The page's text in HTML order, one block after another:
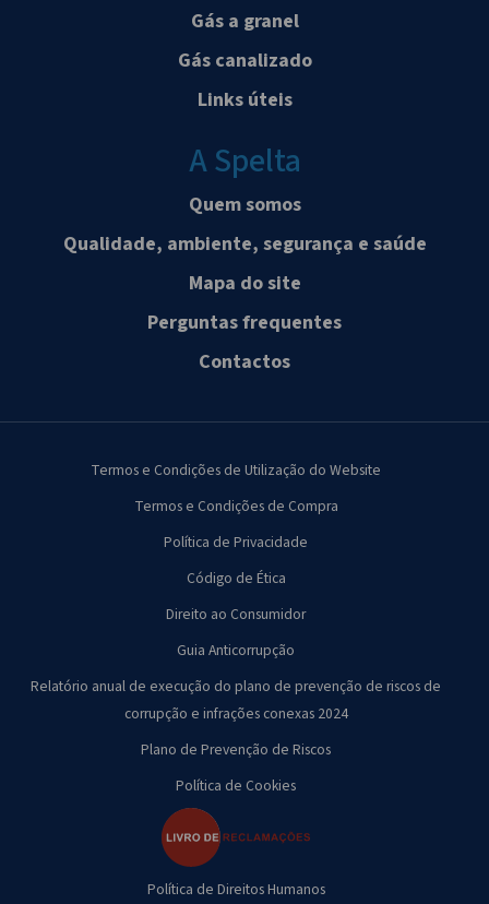
Gás a granel
Gás canalizado
Links úteis
A Spelta
Quem somos
Qualidade, ambiente, segurança e saúde
Mapa do site
Perguntas frequentes
Contactos
Termos e Condições de Utilização do Website
Termos e Condições de Compra
Política de Privacidade
Código de Ética
Direito ao Consumidor
Guia Anticorrupção
Relatório anual de execução do plano de prevenção de riscos de
corrupção e infrações conexas 2024
Plano de Prevenção de Riscos
Política de Cookies
Política de Direitos Humanos